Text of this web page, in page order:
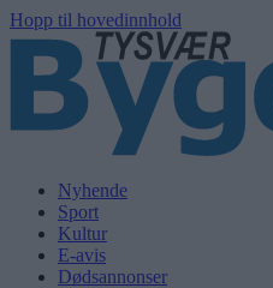
Hopp til hovedinnhold
Nyhende
Sport
Kultur
E-avis
Dødsannonser